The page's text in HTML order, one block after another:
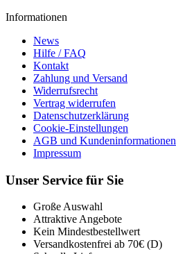
Informationen
News
Hilfe / FAQ
Kontakt
Zahlung und Versand
Widerrufsrecht
Vertrag widerrufen
Datenschutzerklärung
Cookie-Einstellungen
AGB und Kundeninformationen
Impressum
Unser Service für Sie
Große Auswahl
Attraktive Angebote
Kein Mindestbestellwert
Versandkostenfrei ab 70€ (D)